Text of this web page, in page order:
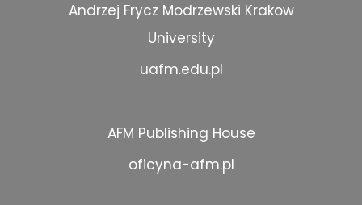
Andrzej Frycz Modrzewski Krakow
University
uafm.edu.pl
AFM Publishing House
oficyna-afm.pl